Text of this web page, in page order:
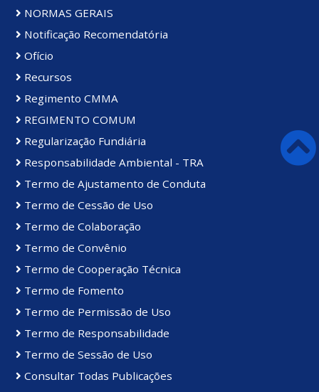
NORMAS GERAIS
Notificação Recomendatória
Ofício
Recursos
Regimento CMMA
REGIMENTO COMUM
Regularização Fundiária
Responsabilidade Ambiental - TRA
Termo de Ajustamento de Conduta
Termo de Cessão de Uso
Termo de Colaboração
Termo de Convênio
Termo de Cooperação Técnica
Termo de Fomento
Termo de Permissão de Uso
Termo de Responsabilidade
Termo de Sessão de Uso
Consultar Todas Publicações